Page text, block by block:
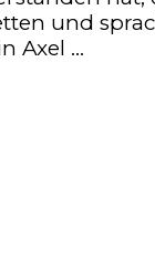
und
Axel …